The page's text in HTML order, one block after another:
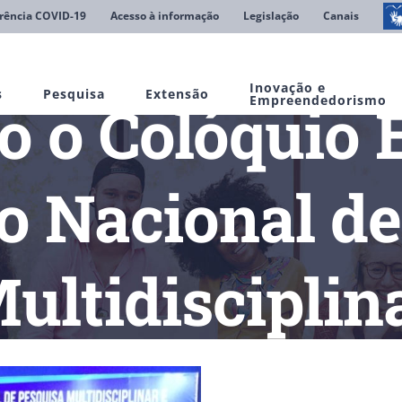
COVID-19 Acesso à informação Legislação Canais
Pesquisa Extensão Inovação e
Empreendedorismo
o Colóquio
Nacional